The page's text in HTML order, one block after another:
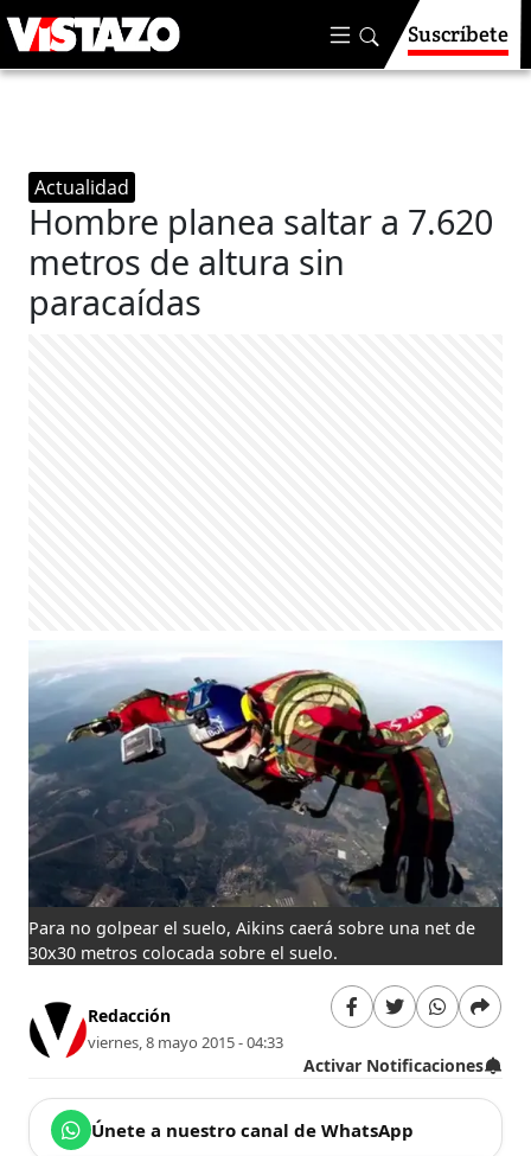
Suscríbete
Actualidad
Hombre planea saltar a 7.620
metros de altura sin
paracaídas
Para no golpear el suelo, Aikins caerá sobre una net de
30x30 metros colocada sobre el suelo.
Redacción
viernes, 8 mayo 2015 - 04:33
Activar Notificaciones
Únete a nuestro canal de WhatsApp